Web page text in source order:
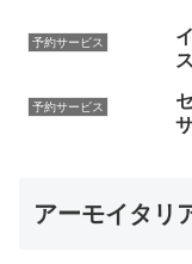
予約サービス
ス
予約サービス
アーモイタリ